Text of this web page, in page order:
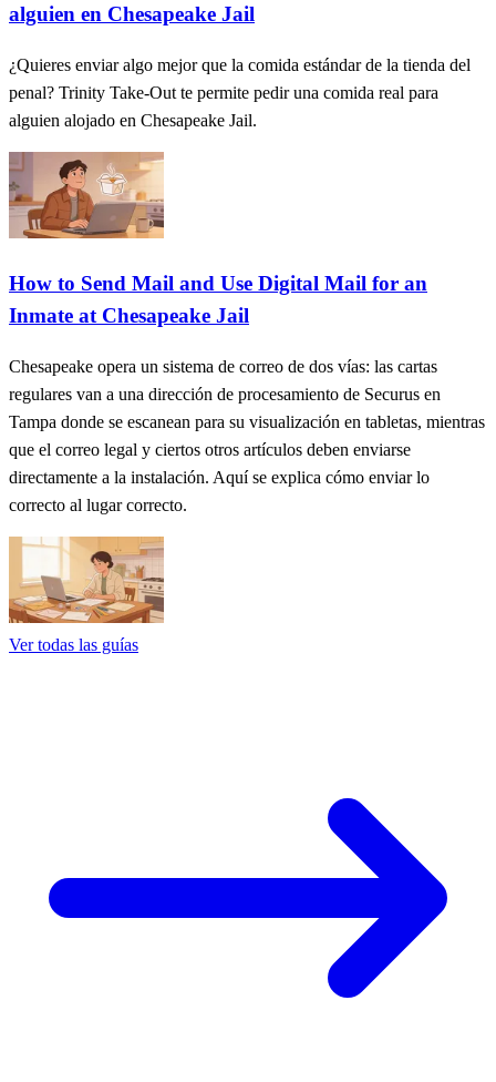
alguien en Chesapeake Jail
¿Quieres enviar algo mejor que la comida estándar de la tienda del
penal? Trinity Take-Out te permite pedir una comida real para
alguien alojado en Chesapeake Jail.
How to Send Mail and Use Digital Mail for an
Inmate at Chesapeake Jail
Chesapeake opera un sistema de correo de dos vías: las cartas
regulares van a una dirección de procesamiento de Securus en
Tampa donde se escanean para su visualización en tabletas, mientras
que el correo legal y ciertos otros artículos deben enviarse
directamente a la instalación. Aquí se explica cómo enviar lo
correcto al lugar correcto.
Ver todas las guías